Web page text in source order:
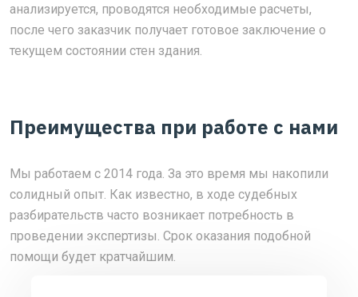
анализируется, проводятся необходимые расчеты,
после чего заказчик получает готовое заключение о
текущем состоянии стен здания.
Преимущества при работе с нами
Мы работаем с 2014 года. За это время мы накопили
солидный опыт. Как известно, в ходе судебных
разбирательств часто возникает потребность в
проведении экспертизы. Срок оказания подобной
помощи будет кратчайшим.